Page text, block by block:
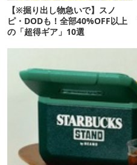
【※掘り出し物急いで】スノ
ピ・DODも！全部40%OFF以上
の「超得ギア」10選